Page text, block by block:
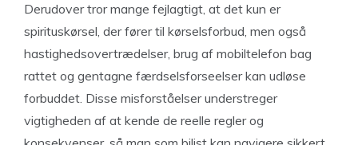
Derudover tror mange fejlagtigt, at det kun er
spirituskørsel, der fører til kørselsforbud, men også
hastighedsovertrædelser, brug af mobiltelefon bag
rattet og gentagne færdselsforseelser kan udløse
forbuddet. Disse misforståelser understreger
vigtigheden af at kende de reelle regler og